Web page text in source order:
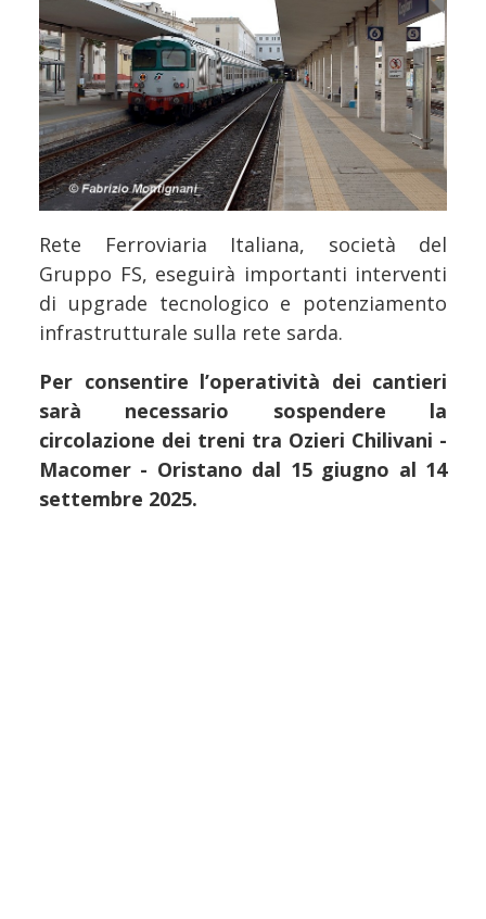
Rete Ferroviaria Italiana, società del
Gruppo FS, eseguirà importanti interventi
di upgrade tecnologico e potenziamento
infrastrutturale sulla rete sarda.
Per consentire l’operatività dei cantieri
sarà necessario sospendere la
circolazione dei treni tra Ozieri Chilivani -
Macomer - Oristano dal 15 giugno al 14
settembre 2025.